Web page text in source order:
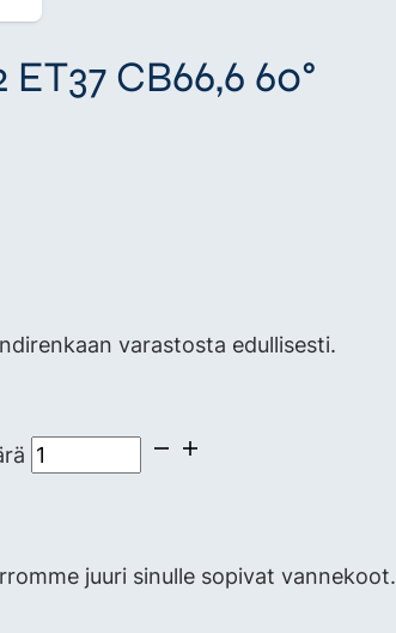
CB66,6 60°
varastosta edullisesti.
juuri sinulle sopivat vannekoot.